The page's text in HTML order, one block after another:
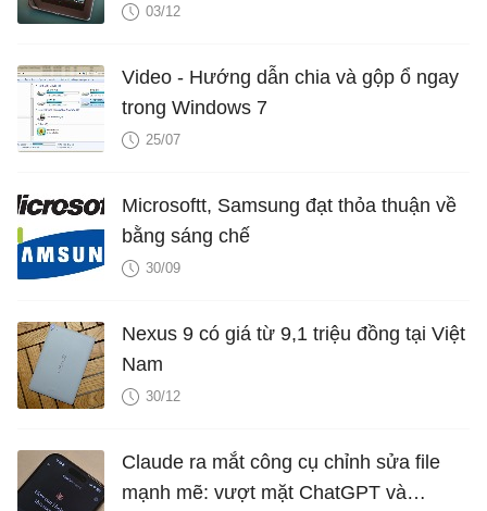
03/12
Video - Hướng dẫn chia và gộp ổ ngay
trong Windows 7
25/07
Microsoftt, Samsung đạt thỏa thuận về
bằng sáng chế
30/09
Nexus 9 có giá từ 9,1 triệu đồng tại Việt
Nam
30/12
Claude ra mắt công cụ chỉnh sửa file
mạnh mẽ: vượt mặt ChatGPT và